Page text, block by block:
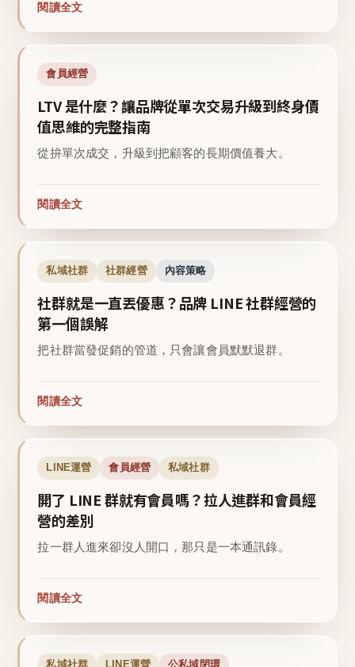
閱讀全文
會員經營
LTV 是什麼？讓品牌從單次交易升級到終身價
值思維的完整指南
從拚單次成交，升級到把顧客的長期價值養大。
閱讀全文
私域社群 社群經營 內容策略
社群就是一直丟優惠？品牌 LINE 社群經營的
第一個誤解
把社群當發促銷的管道，只會讓會員默默退群。
閱讀全文
LINE運營 會員經營 私域社群
開了 LINE 群就有會員嗎？拉人進群和會員經
營的差別
拉一群人進來卻沒人開口，那只是一本通訊錄。
閱讀全文